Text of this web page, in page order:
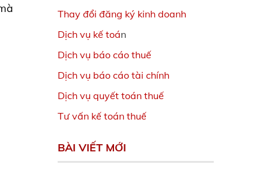
Thay đổi đăng ký kinh doanh
Dịch vụ kế toán
Dịch vụ báo cáo thuế
Dịch vụ báo cáo tài chính
Dịch vụ quyết toán thuế
Tư vấn kế toán thuế
BÀI VIẾT MỚI